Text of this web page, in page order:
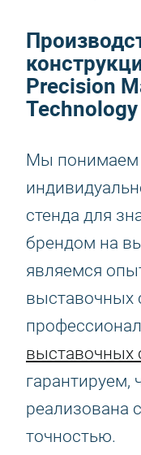
Precision
Мы понимаем
стенда для
брендом на
являемся
выставочных
выставочных
гарантируем,
реализована
точностью.